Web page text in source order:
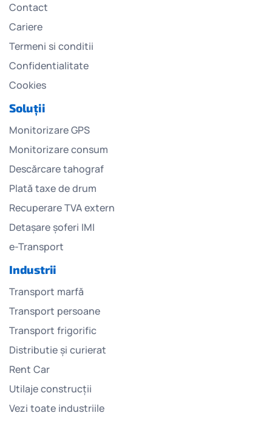
Contact
Cariere
Termeni si conditii
Confidentialitate
Cookies
Soluții
Monitorizare GPS
Monitorizare consum
Descărcare tahograf
Plată taxe de drum
Recuperare TVA extern
Detașare șoferi IMI
e-Transport
Industrii
Transport marfă
Transport persoane
Transport frigorific
Distributie și curierat
Rent Car
Utilaje construcții
Vezi toate industriile